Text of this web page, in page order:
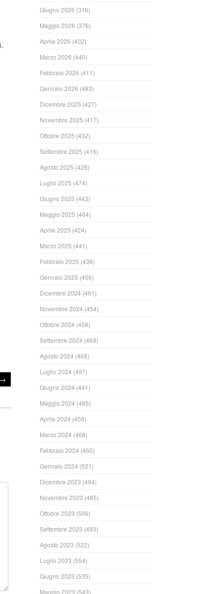
→
Giugno 2026 (316)
Maggio 2026 (376)
Aprile 2026 (402)
Marzo 2026 (440)
Febbraio 2026 (411)
Gennaio 2026 (483)
Dicembre 2025 (427)
Novembre 2025 (417)
Ottobre 2025 (432)
Settembre 2025 (416)
Agosto 2025 (428)
Luglio 2025 (474)
Giugno 2025 (443)
Maggio 2025 (484)
Aprile 2025 (424)
Marzo 2025 (441)
Febbraio 2025 (436)
Gennaio 2025 (456)
Dicembre 2024 (461)
Novembre 2024 (454)
Ottobre 2024 (458)
Settembre 2024 (469)
Agosto 2024 (468)
Luglio 2024 (497)
Giugno 2024 (441)
Maggio 2024 (485)
Aprile 2024 (456)
Marzo 2024 (468)
Febbraio 2024 (460)
Gennaio 2024 (521)
Dicembre 2023 (494)
Novembre 2023 (485)
Ottobre 2023 (506)
Settembre 2023 (493)
Agosto 2023 (522)
Luglio 2023 (554)
Giugno 2023 (535)
Maggio 2023 (543)